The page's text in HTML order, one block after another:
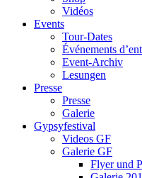
Vidéos
Events
Tour-Dates
Événements
Event-Archiv
Lesungen
Presse
Presse
Galerie
Gypsyfestival
Videos GF
Galerie GF
Flyer und